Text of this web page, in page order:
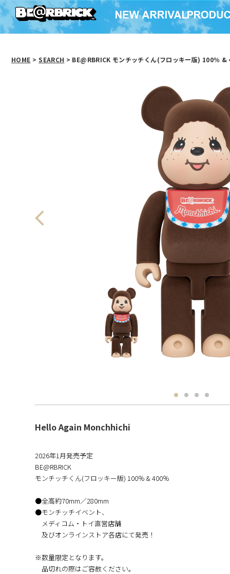
HOME > SEARCH > BE@RBRICK モンチッチくん(フロッキー版) 100％ &
Hello Again Monchhichi
2026年1月発売予定
BE@RBRICK
モンチッチくん(フロッキー版) 100％ & 400％
●全高約70mm／280mm
●モンチッチイベント、
メディコム・トイ直営店舗
及びオンラインストア各店にて発売！
※数量限定となります。
品切れの際はご容赦ください。